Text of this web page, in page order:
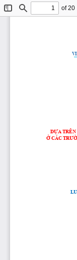
ToggleFind
of 20
DỰA TRÊN
Ở CÁC